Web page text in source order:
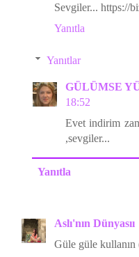
Sevgiler... https://
Yanıtla
Yanıtlar
GÜLÜMSE
18:52
Evet indirim
,sevgiler...
Yanıtla
Aslı'nın Dünyasıı
Güle güle kullanın